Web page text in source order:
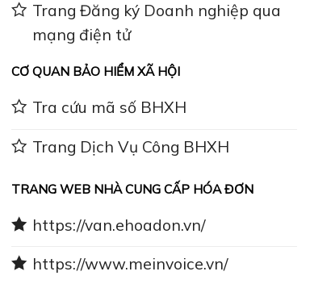
Trang Đăng ký Doanh nghiệp qua
mạng điện tử
CƠ QUAN BẢO HIỂM XÃ HỘI
Tra cứu mã số BHXH
Trang Dịch Vụ Công BHXH
TRANG WEB NHÀ CUNG CẤP HÓA ĐƠN
https://van.ehoadon.vn/
https://www.meinvoice.vn/